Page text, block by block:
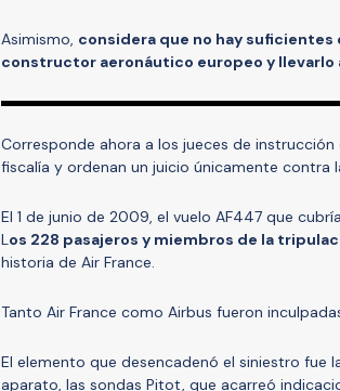
Asimismo, considera que no hay
constructor aeronáutico europeo y llevarlo
Corresponde ahora a los jueces de
fiscalía y ordenan un juicio únicamente contra
El 1 de junio de 2009, el vuelo AF447 que
Los 228 pasajeros y miembros de la
historia de Air France.
Tanto Air France como Airbus fueron
El elemento que desencadenó el siniestro fue
aparato, las sondas Pitot, que acarreó